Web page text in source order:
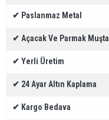
✔ Paslanmaz Metal
✔ Açacak Ve Parmak Muşta
✔ Yerli Üretim
✔ 24 Ayar Altın Kap lama
✔ Kargo Bedava